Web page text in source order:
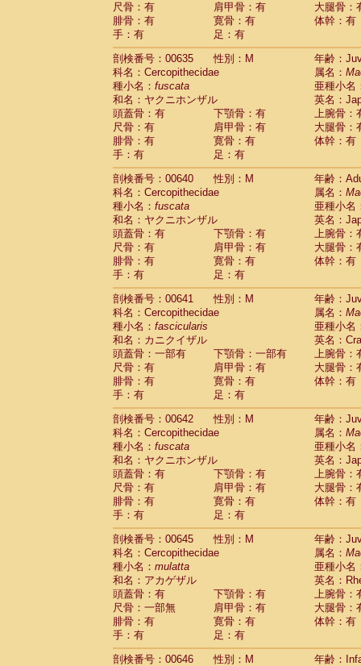
尺骨：有
肩甲骨：有
大腿骨：
腓骨：有
寛骨：有
体幹：有
手：有
足：有
剖検番号：00635
性別：M
年齢：
科名：Cercopithecidae
属名：
種小名： fuscata
亜種小名
和名：ヤクニホンザル
英名：
頭蓋骨：有
下顎骨：有
上腕骨：
尺骨：有
肩甲骨：有
大腿骨：
腓骨：有
寛骨：有
体幹：有
手：有
足：有
剖検番号：00640
性別：M
年齢：
科名：Cercopithecidae
属名：
種小名： fuscata
亜種小名
和名：ヤクニホンザル
英名：
頭蓋骨：有
下顎骨：有
上腕骨：
尺骨：有
肩甲骨：有
大腿骨：
腓骨：有
寛骨：有
体幹：有
手：有
足：有
剖検番号：00641
性別：M
年齢：
科名：Cercopithecidae
属名：
種小名： fascicularis
亜種小名
和名：カニクイザル
英名：
頭蓋骨：一部有
下顎骨：一部有
上腕骨：
尺骨：有
肩甲骨：有
大腿骨：
腓骨：有
寛骨：有
体幹：有
手：有
足：有
剖検番号：00642
性別：M
年齢：
科名：Cercopithecidae
属名：
種小名： fuscata
亜種小名
和名：ヤクニホンザル
英名：
頭蓋骨：有
下顎骨：有
上腕骨：
尺骨：有
肩甲骨：有
大腿骨：
腓骨：有
寛骨：有
体幹：有
手：有
足：有
剖検番号：00645
性別：M
年齢：
科名：Cercopithecidae
属名：
種小名： mulatta
亜種小名
和名：アカゲザル
英名：
頭蓋骨：有
下顎骨：有
上腕骨：
尺骨：一部無
肩甲骨：有
大腿骨：
腓骨：有
寛骨：有
体幹：有
手：有
足：有
剖検番号：00646
性別：M
年齢：